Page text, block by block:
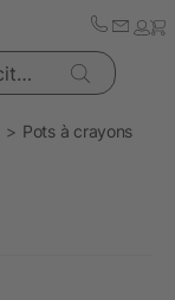
Pots à crayons